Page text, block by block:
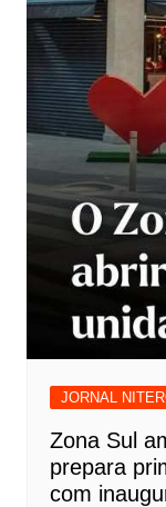
JORNAL
Zona Sul
prepara
com